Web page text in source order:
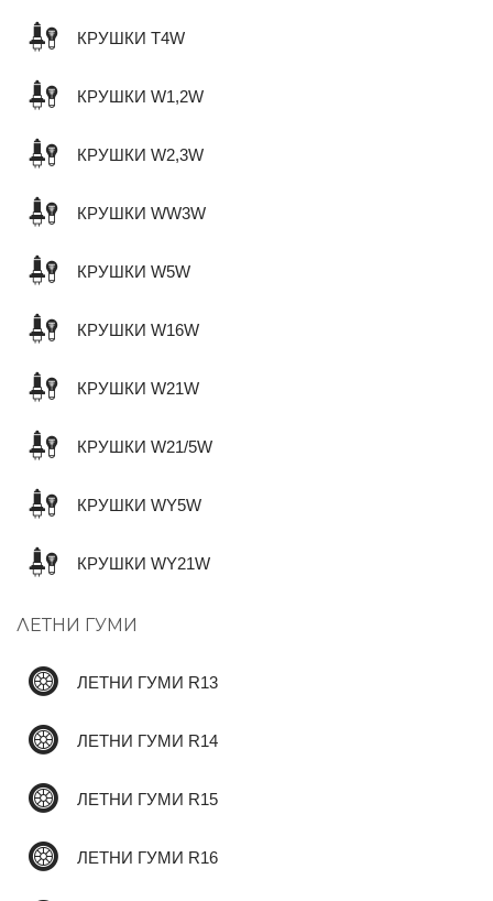
КРУШКИ T4W
КРУШКИ W1,2W
КРУШКИ W2,3W
КРУШКИ WW3W
КРУШКИ W5W
КРУШКИ W16W
КРУШКИ W21W
КРУШКИ W21/5W
КРУШКИ WY5W
КРУШКИ WY21W
ЛЕТНИ ГУМИ
ЛЕТНИ ГУМИ R13
ЛЕТНИ ГУМИ R14
ЛЕТНИ ГУМИ R15
ЛЕТНИ ГУМИ R16